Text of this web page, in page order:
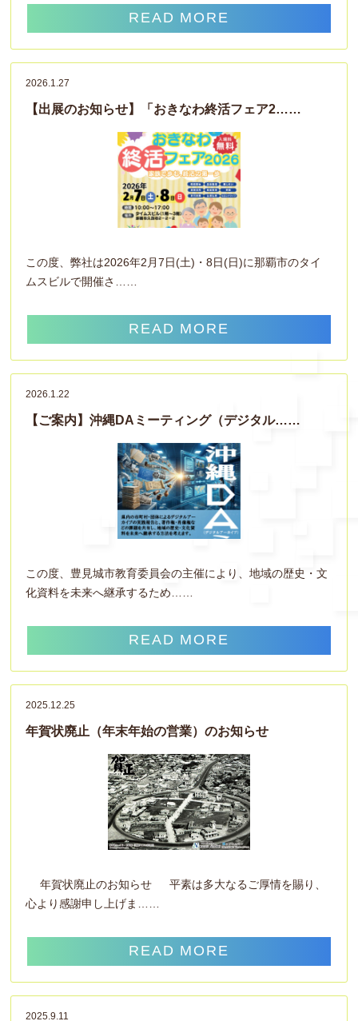
READ MORE
2026.1.27
【出展のお知らせ】「おきなわ終活フェア2……
この度、弊社は2026年2月7日(土)・8日(日)に那覇市のタイ
ムスビルで開催さ……
READ MORE
2026.1.22
【ご案内】沖縄DAミーティング（デジタル……
この度、豊見城市教育委員会の主催により、地域の歴史・文
化資料を未来へ継承するため……
READ MORE
2025.12.25
年賀状廃止（年末年始の営業）のお知らせ
年賀状廃止のお知らせ 平素は多大なるご厚情を賜り、
心より感謝申し上げま……
READ MORE
2025.9.11